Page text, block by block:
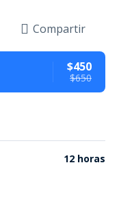
Compartir
$450
$650
12 horas